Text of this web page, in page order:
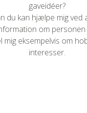
gaveidéer?
du kan hjælpe mig ved
om personen
mig eksempelvis om
interesser.